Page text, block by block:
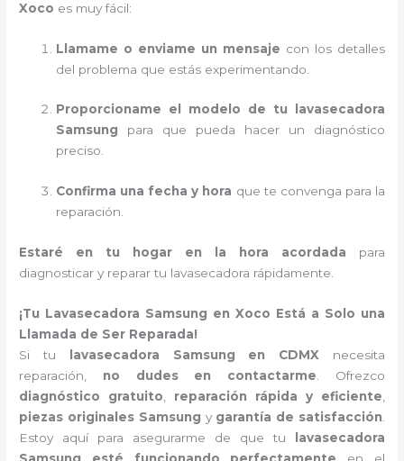
Xoco es muy fácil:
Llamame o enviame un mensaje con los detalles
del problema que estás experimentando.
Proporcioname el modelo de tu lavasecadora
Samsung para que pueda hacer un diagnóstico
preciso.
Confirma una fecha y hora que te convenga para la
reparación.
Estaré en tu hogar en la hora acordada para
diagnosticar y reparar tu lavasecadora rápidamente.
¡Tu Lavasecadora Samsung en Xoco Está a Solo una
Llamada de Ser Reparada!
Si tu
lavasecadora Samsung en CDMX necesita
reparación, no dudes en contactarme . Ofrezco
diagnóstico gratuito
reparación rápida y eficiente
piezas originales Samsung y garantía de satisfacción
Estoy aquí para asegurarme de que tu
lavasecadora